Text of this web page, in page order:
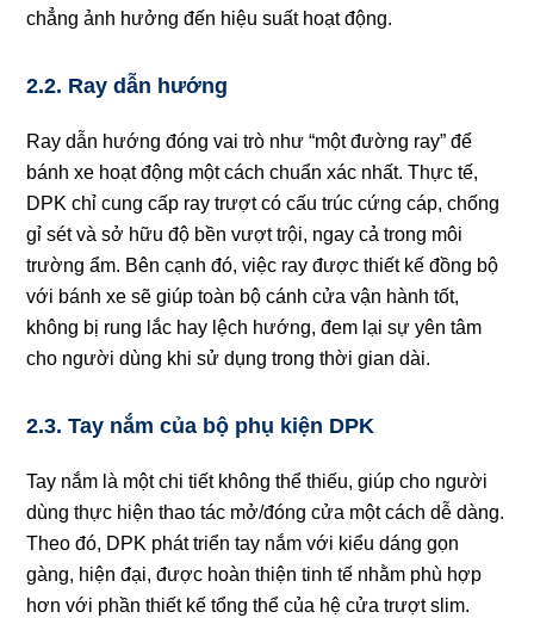
chẳng ảnh hưởng đến hiệu suất hoạt động.
2.2. Ray dẫn hướng
Ray dẫn hướng đóng vai trò như “một đường ray” để
bánh xe hoạt động một cách chuẩn xác nhất. Thực tế,
DPK chỉ cung cấp ray trượt có cấu trúc cứng cáp, chống
gỉ sét và sở hữu độ bền vượt trội, ngay cả trong môi
trường ẩm. Bên cạnh đó, việc ray được thiết kế đồng bộ
với bánh xe sẽ giúp toàn bộ cánh cửa vận hành tốt,
không bị rung lắc hay lệch hướng, đem lại sự yên tâm
cho người dùng khi sử dụng trong thời gian dài.
2.3. Tay nắm của bộ phụ kiện DPK
Tay nắm là một chi tiết không thể thiếu, giúp cho người
dùng thực hiện thao tác mở/đóng cửa một cách dễ dàng.
Theo đó, DPK phát triển tay nắm với kiểu dáng gọn
gàng, hiện đại, được hoàn thiện tinh tế nhằm phù hợp
hơn với phần thiết kế tổng thể của hệ cửa trượt slim.